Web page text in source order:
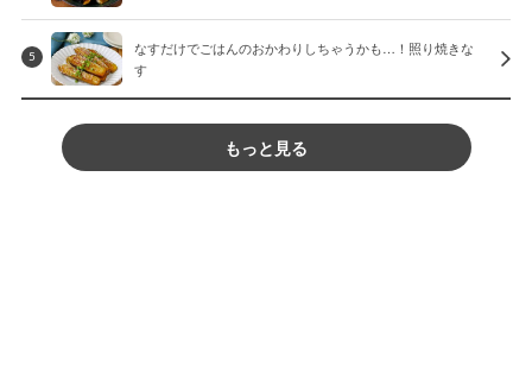
5
なすだけでごはんのおかわりしちゃうかも…！照り焼きな
す
もっと見る